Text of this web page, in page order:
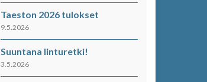
Taeston 2026 tulokset
9.5.2026
Suuntana linturetki!
3.5.2026